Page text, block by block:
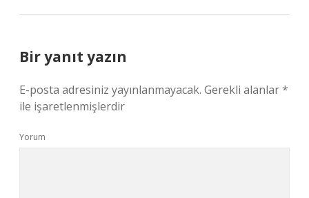
Bir yanıt yazın
E-posta adresiniz yayınlanmayacak. Gerekli alanlar*
ile işaretlenmişlerdir
Yorum